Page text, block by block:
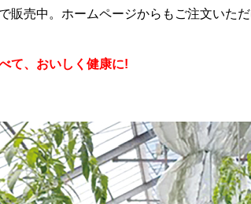
販売中。 ホームページからもご注文いただ
て、おいしく健康に!